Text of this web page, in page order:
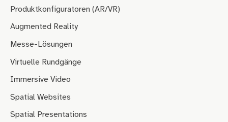
Produktkonfiguratoren (AR/VR)
Augmented Reality
Messe-Lösungen
Virtuelle Rundgänge
Immersive Video
Spatial Websites
Spatial Presentations